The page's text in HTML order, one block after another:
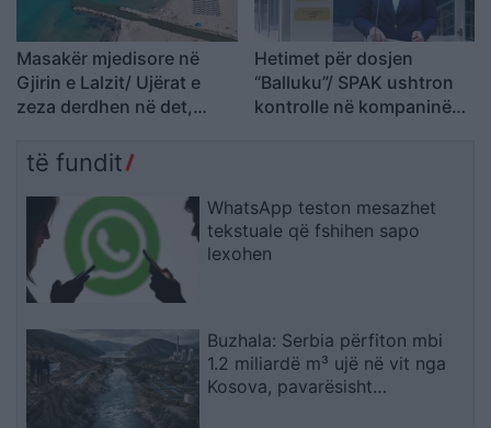
Masakër mjedisore në
Gjirin e Lalzit/ Ujërat e
zeza derdhen në det,
e sezonit
Hetimet për dosjen
“Balluku”/ SPAK ushtron
kontrolle në kompaninë
të fundit
WhatsApp teston mesazhet
tekstuale që fshihen sapo
lexohen
Buzhala: Serbia përfiton mbi
1.2 miliardë m³ ujë në vit nga
Kosova, pavarësisht